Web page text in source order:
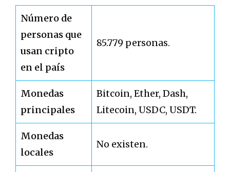
Número de
personas que
usan cripto
en el país
85.779 personas.
Monedas
principales
Bitcoin, Ether, Dash,
Litecoin, USDC, USDT.
Monedas
locales
No existen.